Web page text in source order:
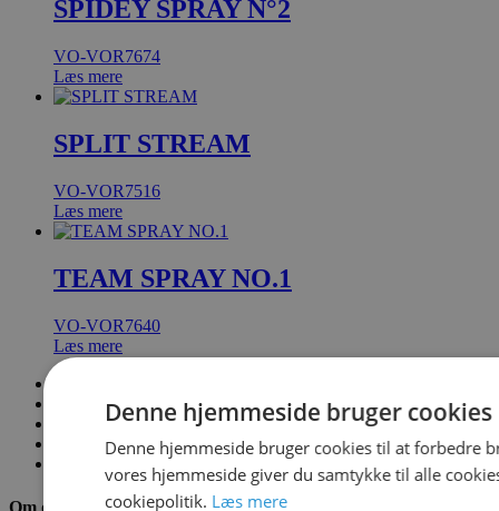
SPIDEY SPRAY N°2
VO-VOR7674
Læs mere
SPLIT STREAM
VO-VOR7516
Læs mere
TEAM SPRAY NO.1
VO-VOR7640
Læs mere
Om os
Denne hjemmeside bruger cookies
Denne hjemmeside bruger cookies til at forbedre
vores hjemmeside giver du samtykke til alle
cookiepolitik. Læs mere